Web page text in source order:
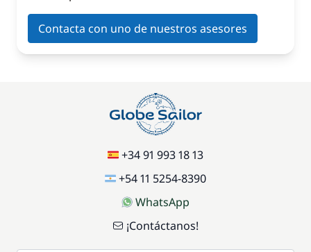
Contacta con uno de nuestros asesores
+34 91 993 18 13
+54 11 5254-8390
WhatsApp
¡Contáctanos!